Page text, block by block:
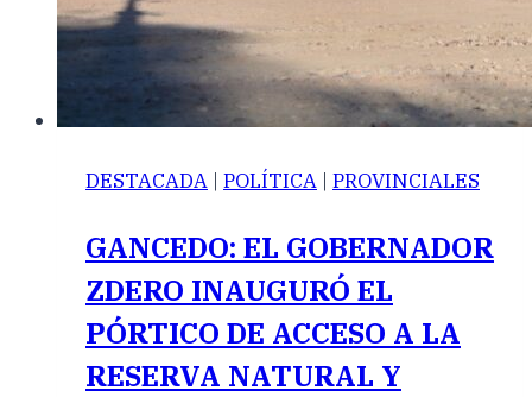
DESTACADA | POLÍTICA | PROVINCIALES
GANCEDO: EL GOBERNADOR
ZDERO INAUGURÓ EL
PÓRTICO DE ACCESO A LA
RESERVA NATURAL Y